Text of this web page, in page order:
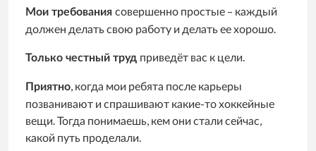
Мои требования совершенно простые – каждый
должен делать свою работу и делать ее хорошо.
Только честный труд приведёт вас к цели.
Приятно, когда мои ребята после карьеры
позванивают и спрашивают какие-то хоккейные
вещи. Тогда понимаешь, кем они стали сейчас,
какой путь проделали.